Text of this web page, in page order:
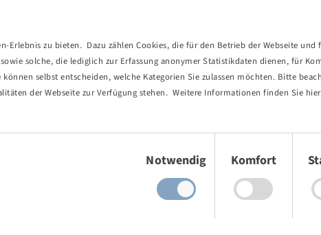
Erlebnis zu bieten. Dazu zählen Cookies, die für den Betrieb der Webseite und
solche, die lediglich zur Erfassung anonymer Statistikdaten dienen, für
selbst entscheiden, welche Kategorien Sie zulassen möchten. Bitte
der Webseite zur Verfügung stehen. Weitere Informationen finden Sie
Notwendig
Komfort
Ihnen aufgerufene Seite existiert
einem Link oder Lesezeichen gefolgt, dessen Zielseite nicht mehr